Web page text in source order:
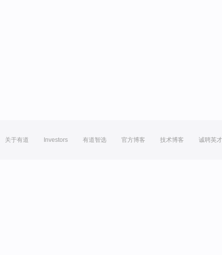
关于有道 Investors 有道智选 官方博客 技术博客 诚聘英才